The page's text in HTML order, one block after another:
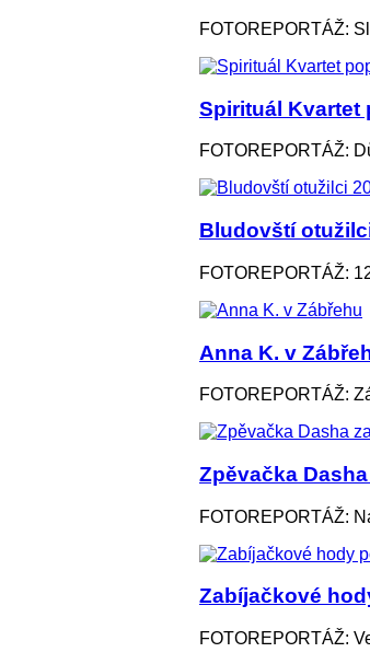
FOTOREPORTÁŽ:
Spirituál Kvartet
FOTOREPORTÁŽ:
Bludovští
FOTOREPORTÁŽ:
Anna K. v
FOTOREPORTÁŽ:
Zpěvačka
FOTOREPORTÁŽ:
Zabíjačkové
FOTOREPORTÁŽ: